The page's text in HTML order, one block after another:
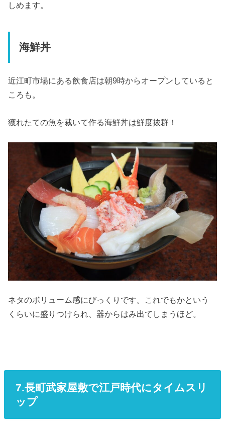
しめます。
海鮮丼
近江町市場にある飲食店は朝9時からオープンしていると
ころも。
獲れたての魚を裁いて作る海鮮丼は鮮度抜群！
ネタのボリューム感にびっくりです。 これでもかという
くらいに盛りつけられ、器からはみ出てしまうほど。
7.長町武家屋敷で江戸時代にタイムスリ
ップ